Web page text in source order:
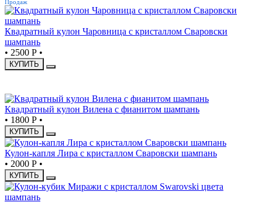
Продаж
Квадратный кулон Чаровница с кристаллом Сваровски
шампань
• 2500 Р •
КУПИТЬ
Квадратный кулон Вилена с фианитом шампань
• 1800 Р •
КУПИТЬ
Кулон-капля Лира с кристаллом Сваровски шампань
• 2000 Р •
КУПИТЬ